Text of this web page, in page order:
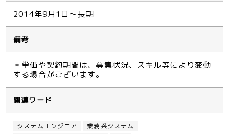
2014年9月1日～長期
備考
＊単価や契約期間は、募集状況、スキル等により変動
する場合がございます。
関連ワード
システムエンジニア
業務系システム